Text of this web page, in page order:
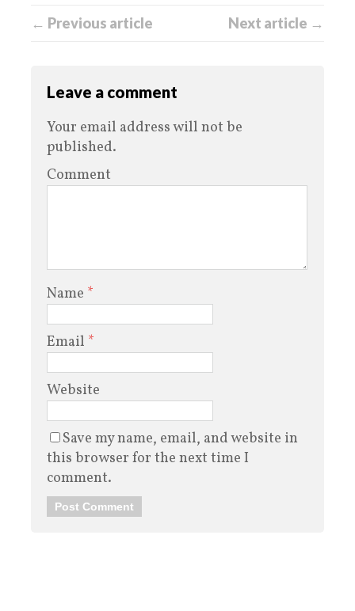
← Previous article Next article →
Leave a comment
Your email address will not be
published.
Comment
Name *
Email *
Website
Save my name, email, and website in
this browser for the next time I
comment.